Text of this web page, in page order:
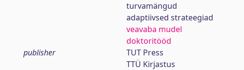
turvamängud
adaptiivsed strateegiad
veavaba mudel
doktoritööd
publisher
TUT Press
TTÜ Kirjastus